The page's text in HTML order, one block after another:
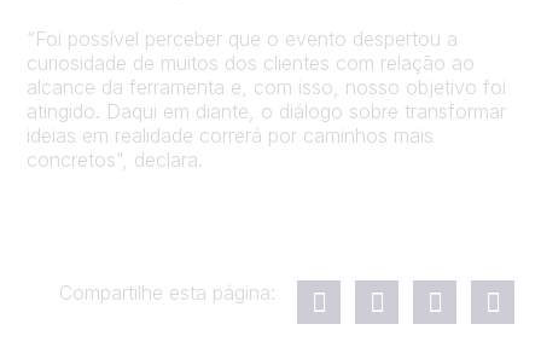
“Foi possível perceber que o evento despertou a
curiosidade de muitos dos clientes com relação ao
alcance da ferramenta e, com isso, nosso objetivo foi
atingido. Daqui em diante, o diálogo sobre transformar
ideias em realidade correrá por caminhos mais
concretos”, declara.
Compartilhe esta página: